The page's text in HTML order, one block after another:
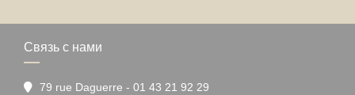
Связь с нами
79 rue Daguerre - 01 43 21 92 29